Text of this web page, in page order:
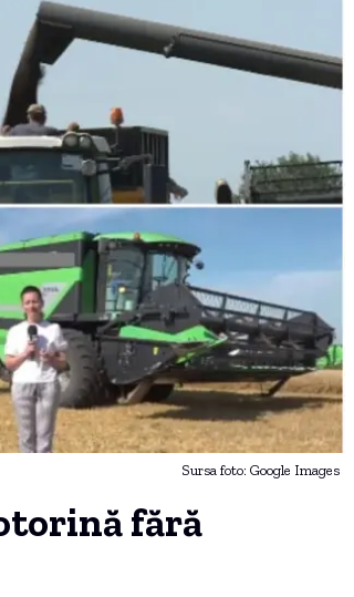
Sursa foto: Google Images
fără